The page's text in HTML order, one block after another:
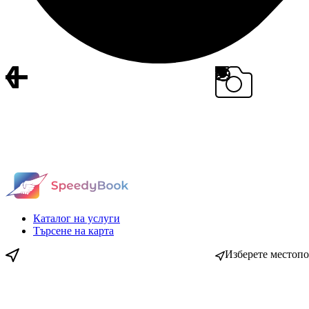
Каталог на услуги
Търсене на карта
Изберете